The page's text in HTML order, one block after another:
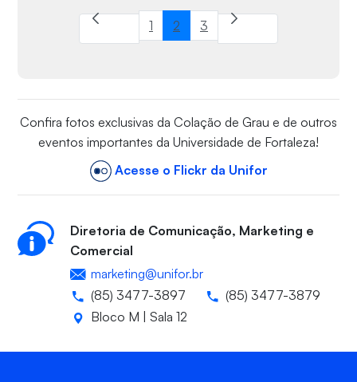
Página
1 Página
2 Página
3
Confira fotos exclusivas da Colação de Grau e de outros
eventos importantes da Universidade de Fortaleza!
Acesse o Flickr da Unifor
Diretoria de Comunicação, Marketing e
Comercial
marketing@unifor.br
(85) 3477-3897
(85) 3477-3879
Bloco M | Sala 12